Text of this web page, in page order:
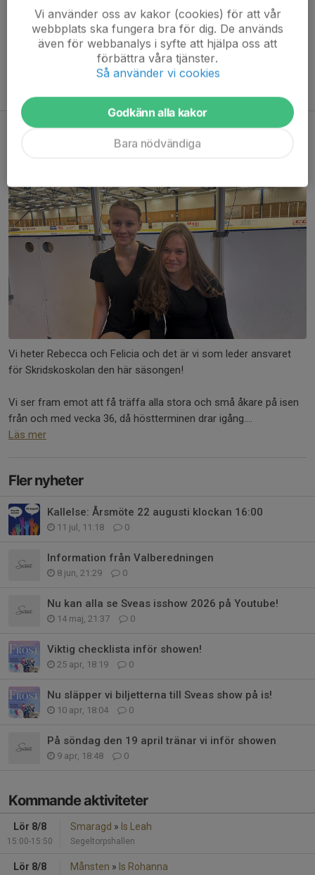
Tävlingsgrupper
Svea har tävlingsåkare i alla åldrar och på alla nivåer - från
stjärnklass upp till elit. Första steget är ett godkänt tävlingstest
(“hjälmtestet”) och sedan bedömer Sveas huvudtränare nästa
Snart startar Sveas skridskoskola!
Vi heter Rebecca och Felicia och det är vi som leder ansvaret
för Skridskoskolan den här säsongen!
Vi ser fram emot att få träffa alla stora och små åkare på isen
från och med vecka 36, då höstterminen drar igång....
Läs mer
Fler nyheter
Kallelse: Årsmöte 22 augusti klockan 16:00
11 jul, 11:18 0
Information från Valberedningen
8 jun, 21:29 0
Nu kan alla se Sveas isshow 2026 på Youtube!
14 maj, 21:37 0
Viktig checklista inför showen!
25 apr, 18:19 0
Nu släpper vi biljetterna till Sveas show på is!
10 apr, 18:04 0
På söndag den 19 april tränar vi inför showen
9 apr, 18:48 0
Kommande aktiviteter
Lör 8/8
15:00-15:50
Smaragd » Is Leah
Segeltorpshallen
Lör 8/8 Månsten » Is Rohanna
Vi använder oss av kakor (cookies) för att vår
webbplats ska fungera bra för dig. De används
även för webbanalys i syfte att hjälpa oss att
förbättra våra tjänster.
Så använder vi cookies
Godkänn alla kakor
Bara nödvändiga